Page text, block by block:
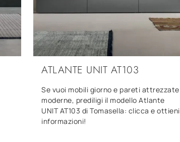
ATLANTE UNIT AT103
Se vuoi mobili giorno e pareti attrezzate
moderne, prediligi il modello Atlante
UNIT AT103 di Tomasella: clicca e ottieni
informazioni!